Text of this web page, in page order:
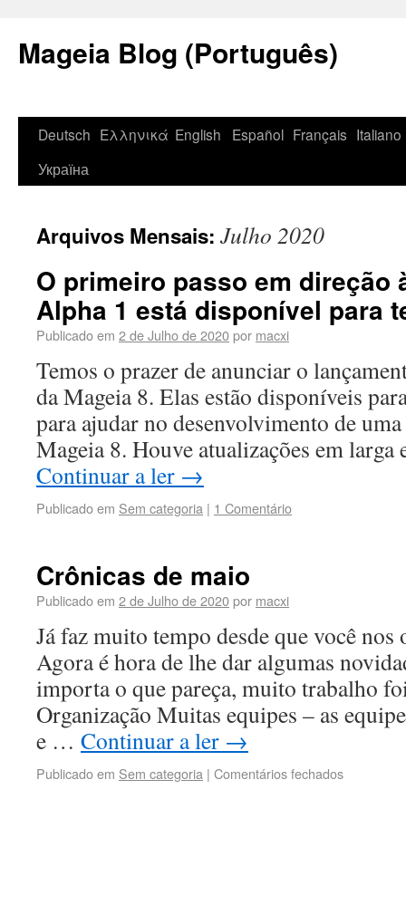
Mageia Blog (Português)
Deutsch Ελληνικά English Español Français Italiano
Україна
Arquivos Mensais: Julho 2020
O primeiro passo em direção
Alpha 1 está disponível para
Publicado em 2 de Julho de 2020por macxi
Temos o prazer de anunciar o
da Mageia 8. Elas estão disponíveis
para ajudar no desenvolvimento de
Mageia 8. Houve atualizações em
Continuar a ler →
Publicado em Sem categoria | 1 Comentário
Crônicas de maio
Publicado em 2 de Julho de 2020por macxi
Já faz muito tempo desde que você
Agora é hora de lhe dar algumas
importa o que pareça, muito trabalho
Organização Muitas equipes – as
e … Continuar a ler →
Publicado em Sem categoria | Comentários fechados